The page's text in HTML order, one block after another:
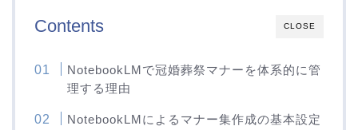
CLOSE
Contents
NotebookLMで冠婚葬祭マナーを体系的に管
理する理由
NotebookLMによるマナー集作成の基本設定